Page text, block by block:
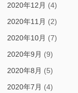
2020年12月 (4)
2020年11月 (2)
2020年10月 (7)
2020年9月 (9)
2020年8月 (5)
2020年7月 (4)